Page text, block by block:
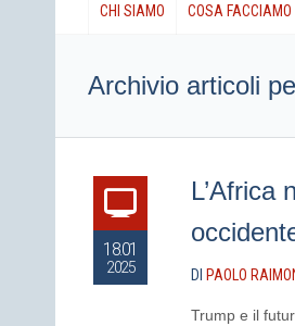
CHI SIAMO COSA FACCIAMO
Archivio articoli
18.01
2025
L’Africa
DI PAOLO
Trump e il